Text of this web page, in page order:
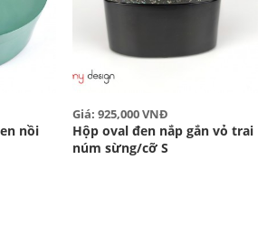
nồi
Giá: 925,000 VNĐ
Hộp oval đen nắp gắn vỏ trai
núm sừng/cỡ S